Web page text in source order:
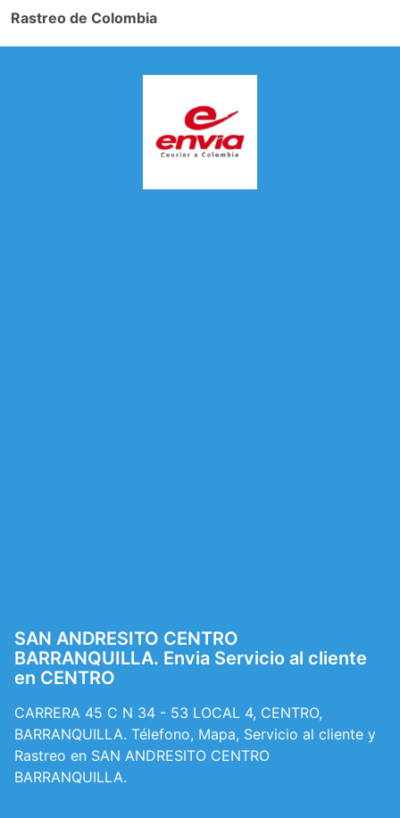
Rastreo de Colombia
SAN ANDRESITO CENTRO
BARRANQUILLA. Envia Servicio al cliente
en CENTRO
CARRERA 45 C N 34 - 53 LOCAL 4, CENTRO,
BARRANQUILLA. Télefono, Mapa, Servicio al cliente y
Rastreo en SAN ANDRESITO CENTRO
BARRANQUILLA.